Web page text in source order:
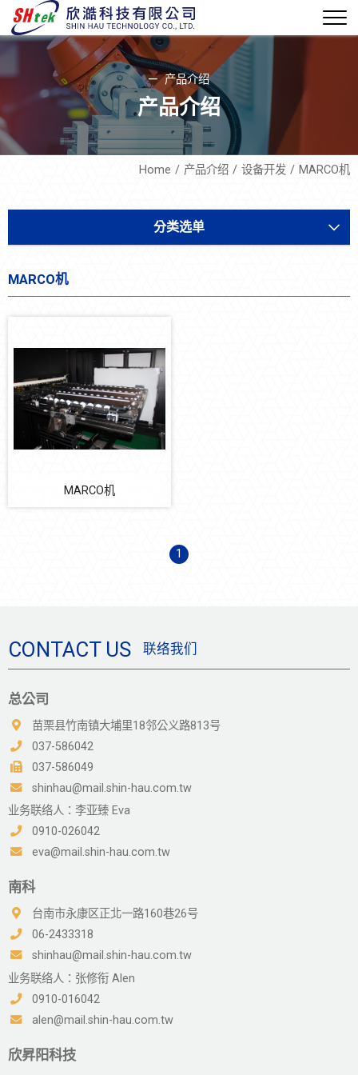
产品介绍
产品介绍
Home 产品介绍 设备开发 MARCO机
分类选单
MARCO机
Coating stage 鍍膜改造
清洗機
STR 排氣 CONDENSER 機改
OEM/ODM 设备代工服务
MARCO机
MARCO机
1
CONTACT US 联络我们
总公司
苗栗县竹南镇大埔里18邻公义路813号
037-586042
037-586049
shinhau@mail.shin-hau.com.tw
业务联络人：李亚臻 Eva
0910-026042
eva@mail.shin-hau.com.tw
南科
台南市永康区正北一路160巷26号
06-2433318
shinhau@mail.shin-hau.com.tw
业务联络人：张修衔 Alen
0910-016042
alen@mail.shin-hau.com.tw
欣昇阳科技